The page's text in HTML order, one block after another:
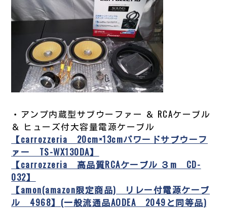
・アンプ内蔵型サブウーファー ＆ RCAケーブル
＆ ヒューズ付大容量電源ケーブル
【carrozzeria 20cm×13cmパワードサブウーフ
ァー TS-WX130DA】
【carrozzeria 高品質RCAケーブル ３m CD-
032】
【amon(amazon限定商品) リレー付電源ケーブ
ル 4968】(一般流通品AODEA 2049と同等品)